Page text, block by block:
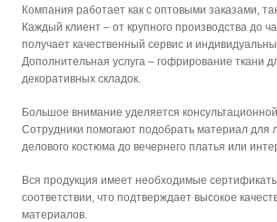
Компания работает как с оптовыми заказами,
Каждый клиент – от крупного производства до
получает качественный сервис и
Дополнительная услуга – гофрирование ткани
декоративных складок.
Большое внимание уделяется
Сотрудники помогают подобрать материал для
делового костюма до вечернего платья или
Вся продукция имеет необходимые
соответствии, что подтверждает высокое
материалов.